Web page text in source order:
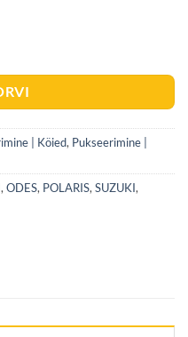
kogus
| Köied, Pukseerimine |
,ODES, POLARIS,SUZUKI,